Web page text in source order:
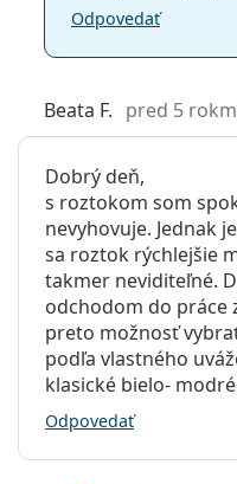
Odpovedať
Beata F. pred 5
Dobrý deň,
s roztokom som
nevyhovuje. Jednak
sa roztok rýchlejšie
takmer neviditeľné.
odchodom do práce
preto možnosť
podľa vlastného
klasické bielo-
Odpovedať